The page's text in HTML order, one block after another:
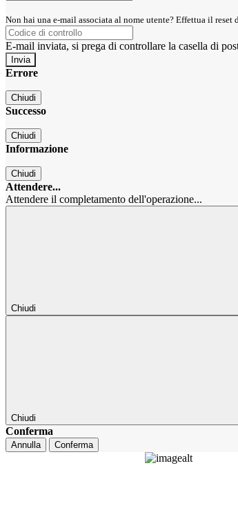
Non hai una e-mail associata al nome utente? Effettua il reset
E-mail inviata, si prega di controllare la casella di
Errore
Chiudi
Successo
Chiudi
Informazione
Chiudi
Attendere...
Attendere il completamento dell'operazione...
Chiudi
Chiudi
Conferma
Annulla Conferma